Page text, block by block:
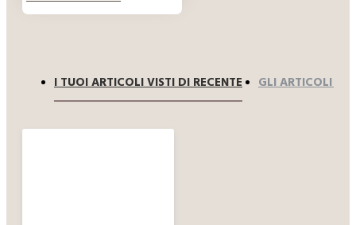
I TUOI ARTICOLI VISTI DI RECENTE GLI ARTICOLI